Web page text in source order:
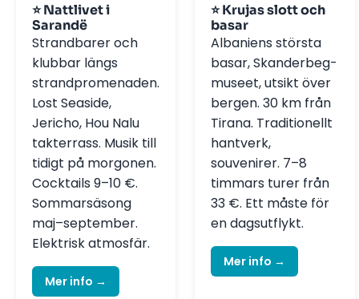
⭐ Nattlivet i
Sarandë
Strandbarer och
klubbar längs
strandpromenaden.
Lost Seaside,
Jericho, Hou Nalu
takterrass. Musik till
tidigt på morgonen.
Cocktails 9–10 €.
Sommarsäsong
maj–september.
Elektrisk atmosfär.
Mer info →
⭐ Krujas slott och
basar
Albaniens största
basar, Skanderbeg-
museet, utsikt över
bergen. 30 km från
Tirana. Traditionellt
hantverk,
souvenirer. 7–8
timmars turer från
33 €. Ett måste för
en dagsutflykt.
Mer info →